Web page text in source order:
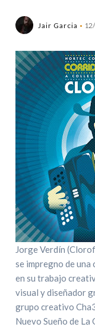
Jair Garcia
Jorge Verdín
se impregno de
en su trabajo
visual y diseñador
grupo creativo
Nuevo Sueño de La